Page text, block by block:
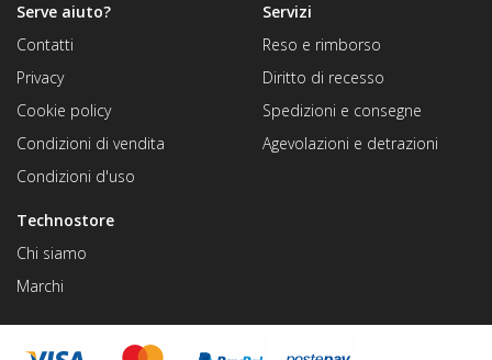
Technostore
Chi siamo
Marchi
Servizi
Reso e rimborso
Diritto di recesso
Spedizioni e consegne
Agevolazioni e detrazioni
Serve aiuto?
Contatti
Privacy
Cookie policy
Condizioni di vendita
Condizioni d'uso